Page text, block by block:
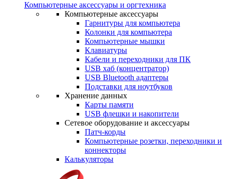
Компьютерные аксессуары и оргтехника
Компьютерные аксессуары
Гарнитуры для компьютера
Колонки для компьютера
Компьютерные мышки
Клавиатуры
Кабели и переходники для ПК
USB хаб (концентратор)
USB Bluetooth адаптеры
Подставки для ноутбуков
Хранение данных
Карты памяти
USB флешки и накопители
Сетевое оборудование и аксессуары
Патч-корды
Компьютерные розетки, переходники и
коннекторы
Калькуляторы